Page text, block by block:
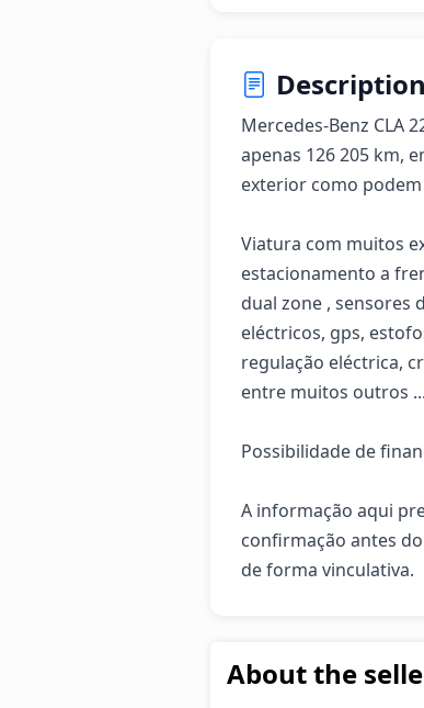
Description
Mercedes-Benz CLA
apenas 126 205 km,
exterior como
Viatura com muitos
estacionamento a
dual zone , sensores
eléctricos, gps,
regulação eléctrica,
entre muitos outros ...
Possibilidade de
A informação aqui
confirmação antes
de forma vinculativa.
About the